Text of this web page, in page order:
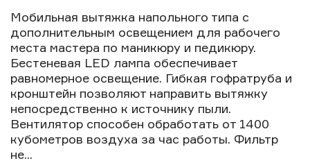
Мобильная вытяжка напольного типа с
дополнительным освещением для рабочего
места мастера по маникюру и педикюру.
Бестеневая LED лампа обеспечивает
равномерное освещение. Гибкая гофратруба и
кронштейн позволяют направить вытяжку
непосредственно к источнику пыли.
Вентилятор способен обработать от 1400
кубометров воздуха за час работы. Фильтр
не...